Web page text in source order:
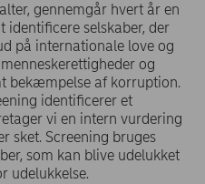
gennemgår hvert år en
identificere selskaber, der
på internationale love og
og
bekæmpelse af korruption.
identificerer et
vi en intern vurdering
sket. Screening bruges
som kan blive udelukket
udelukkelse.